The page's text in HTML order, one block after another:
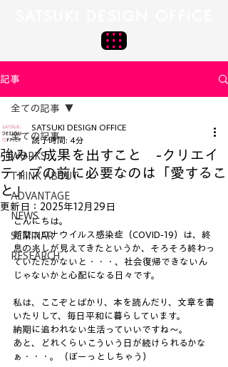
記事
全ての記事
WORKS
THINK ABOUT
ADVANTAGE
NEWS
SEMINAR
RESEARCH
全ての記事
強み／成果を出すこと -クリエイ
ティブの前に必要なのは「愛するこ
と」
SATSUKI DESIGN OFFICE
読了時間: 4分
更新日： 2025年12月29日
こんにちは。
新型コロナウイルス感染症（COVID-19）は、終
息の兆しが見えてきたというか、そろそろ終わっ
ていただかないと・・・、社会復帰できないん
じゃないかと心配になる日々です。
私は、ここぞとばかり、本を読んだり、文章を書
いたりして、毎日平和に暮らしています。
納期に追われない生活っていいですね～。
あと、どれくらいこういう日が続けられるかな
ぁ・・・。（ぼーっとしちゃう）